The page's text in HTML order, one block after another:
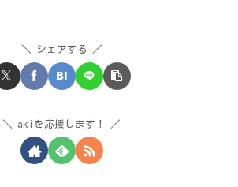
シェアする
akiを応援します！